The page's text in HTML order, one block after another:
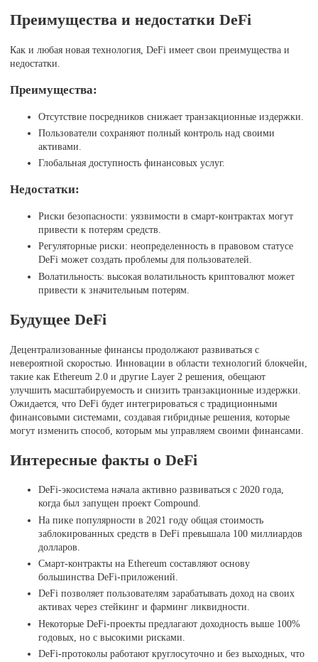
Преимущества и недостатки DeFi
Как и любая новая технология, DeFi имеет свои преимущества и
недостатки.
Преимущества:
Отсутствие посредников снижает транзакционные издержки.
Пользователи сохраняют полный контроль над своими
активами.
Глобальная доступность финансовых услуг.
Недостатки:
Риски безопасности: уязвимости в смарт-контрактах могут
привести к потерям средств.
Регуляторные риски: неопределенность в правовом статусе
DeFi может создать проблемы для пользователей.
Волатильность: высокая волатильность криптовалют может
привести к значительным потерям.
Будущее DeFi
Децентрализованные финансы продолжают развиваться с
невероятной скоростью. Инновации в области технологий блокчейн,
такие как Ethereum 2.0 и другие Layer 2 решения, обещают
улучшить масштабируемость и снизить транзакционные издержки.
Ожидается, что DeFi будет интегрироваться с традиционными
финансовыми системами, создавая гибридные решения, которые
могут изменить способ, которым мы управляем своими финансами.
Интересные факты о DeFi
DeFi-экосистема начала активно развиваться с 2020 года,
когда был запущен проект Compound.
На пике популярности в 2021 году общая стоимость
заблокированных средств в DeFi превышала 100 миллиардов
долларов.
Смарт-контракты на Ethereum составляют основу
большинства DeFi-приложений.
DeFi позволяет пользователям зарабатывать доход на своих
активах через стейкинг и фарминг ликвидности.
Некоторые DeFi-проекты предлагают доходность выше 100%
годовых, но с высокими рисками.
DeFi-протоколы работают круглосуточно и без выходных, что